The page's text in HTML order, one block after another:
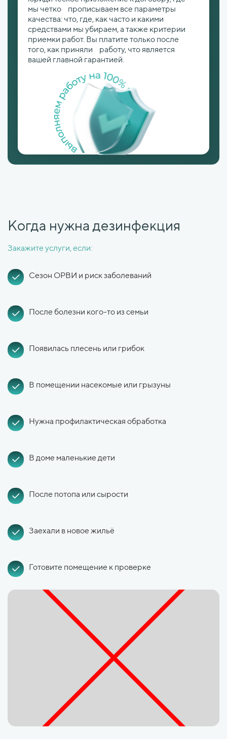
мы четко прописываем все параметры
качества: что, где, как часто и какими
средствами мы убираем, а также критерии
приемки работ. Вы платите только после
того, как приняли работу, что является
вашей главной гарантией.
Когда нужна дезинфекция
Закажите услуги, если:
Сезон ОРВИ и риск заболеваний
После болезни кого-то из семьи
Появилась плесень или грибок
В помещении насекомые или грызуны
Нужна профилактическая обработка
В доме маленькие дети
После потопа или сырости
Заехали в новое жильё
Готовите помещение к проверке